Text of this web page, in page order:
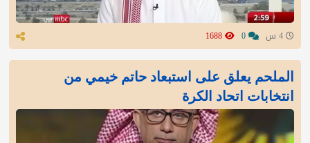
الملحم يعلق على استبعاد حاتم خيمي من
انتخابات اتحاد الكرة